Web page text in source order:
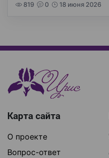
819 0 18 июня 2026
Карта сайта
О проекте
Вопрос-ответ